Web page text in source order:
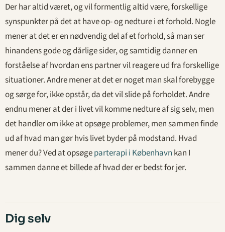
Der har altid været, og vil formentlig altid være, forskellige
synspunkter på det at have op- og nedture i et forhold. Nogle
mener at det er en nødvendig del af et forhold, så man ser
hinandens gode og dårlige sider, og samtidig danner en
forståelse af hvordan ens partner vil reagere ud fra forskellige
situationer. Andre mener at det er noget man skal forebygge
og sørge for, ikke opstår, da det vil slide på forholdet. Andre
endnu mener at der i livet vil komme nedture af sig selv, men
det handler om ikke at opsøge problemer, men sammen finde
ud af hvad man gør hvis livet byder på modstand. Hvad
mener du? Ved at opsøgeparterapi i København kan I
sammen danne et billede af hvad der er bedst for jer.
Dig selv